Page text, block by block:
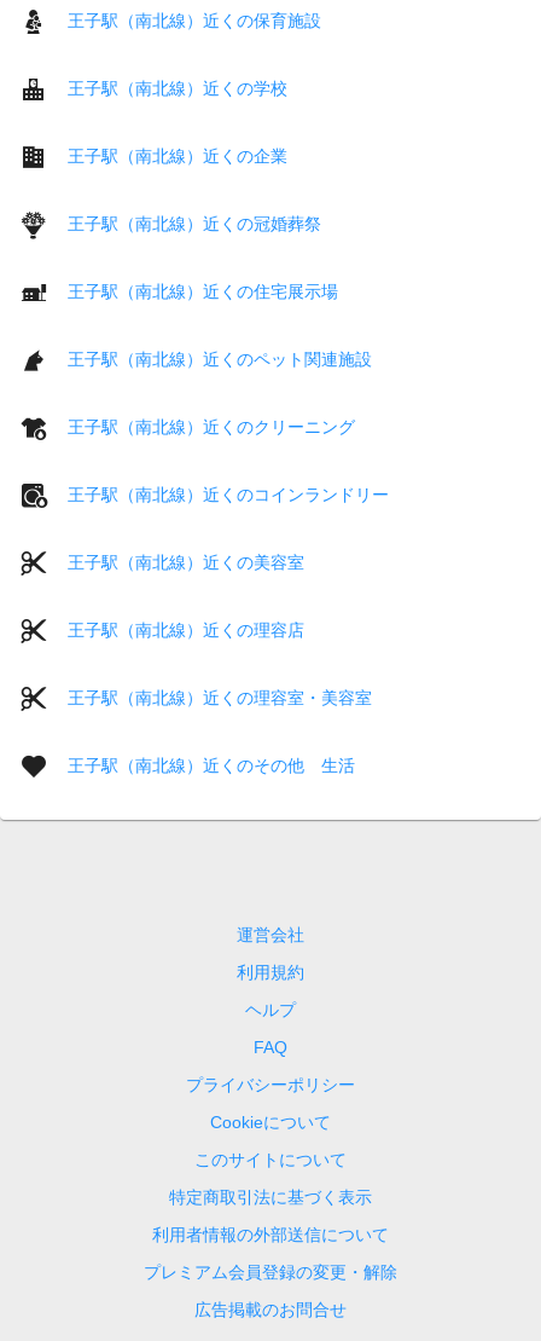
王子駅（南北線）近くの保育施設
王子駅（南北線）近くの学校
王子駅（南北線）近くの企業
王子駅（南北線）近くの冠婚葬祭
王子駅（南北線）近くの住宅展示場
王子駅（南北線）近くのペット関連施設
王子駅（南北線）近くのクリーニング
王子駅（南北線）近くのコインランドリー
王子駅（南北線）近くの美容室
王子駅（南北線）近くの理容店
王子駅（南北線）近くの理容室・美容室
王子駅（南北線）近くのその他 生活
運営会社
利用規約
ヘルプ
FAQ
プライバシーポリシー
Cookieについて
このサイトについて
特定商取引法に基づく表示
利用者情報の外部送信について
プレミアム会員登録の変更・解除
広告掲載のお問合せ